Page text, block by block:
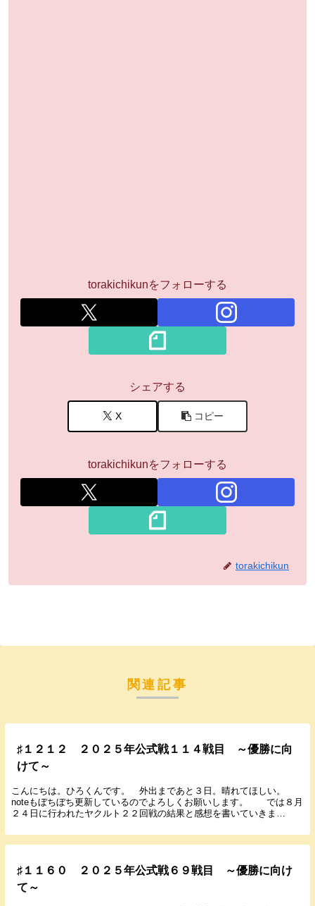
torakichikunをフォローする
シェアする
X コピー
torakichikunをフォローする
torakichikun
関連記事
♯１２１２ ２０２５年公式戦１１４戦目 ～優勝に向
けて～
こんにちは。ひろくんです。 外出まであと３日。晴れてほしい。
noteもぼちぼち更新しているのでよろしくお願いします。 では８月
２４日に行われたヤクルト２２回戦の結果と感想を書いていきま
♯１１６０ ２０２５年公式戦６９戦目 ～優勝に向け
て～